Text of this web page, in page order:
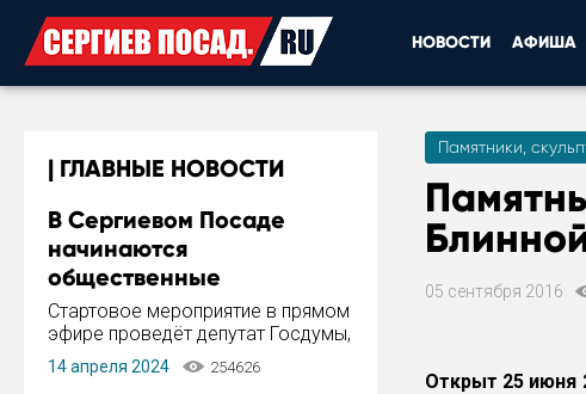
НОВОСТИ АФИША
ГЛАВНЫЕ НОВОСТИ
В Сергиевом Посаде
начинаются
общественные
обсуждения Стратегии
развития города
Стартовое мероприятие в прямом
эфире проведёт депутат Госдумы,
инициатор и автор Концепции
развития Сергиева Посада и
14 апреля 2024 254626
Памятники,
05 сентября 2016
Открыт 25 июня